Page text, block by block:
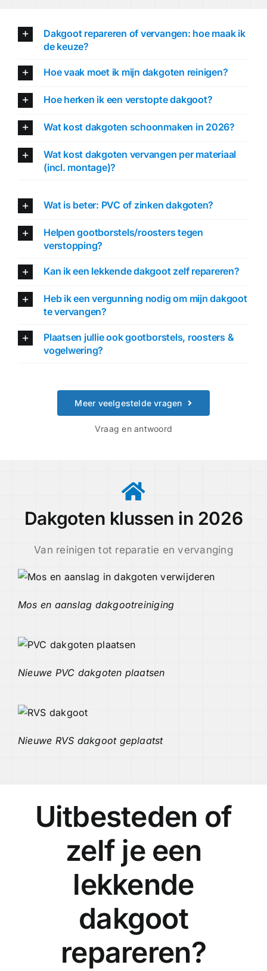
Dakgoot repareren of vervangen: hoe maak ik
de keuze?
Hoe vaak moet ik mijn dakgoten reinigen?
Hoe herken ik een verstopte dakgoot?
Wat kost dakgoten schoonmaken in 2026?
Wat kost dakgoten vervangen per materiaal
(incl. montage)?
Wat is beter: PVC of zinken dakgoten?
Helpen gootborstels/roosters tegen
verstopping?
Kan ik een lekkende dakgoot zelf repareren?
Heb ik een vergunning nodig om mijn dakgoot
te vervangen?
Plaatsen jullie ook gootborstels, roosters &
vogelwering?
Meer veelgestelde vragen
Vraag en antwoord
Dakgoten klussen in 2026
Van reinigen tot reparatie en vervanging
Mos en aanslag dakgootreiniging
Nieuwe PVC dakgoten plaatsen
Nieuwe RVS dakgoot geplaatst
Uitbesteden of
zelf je een
lekkende
dakgoot
repareren?